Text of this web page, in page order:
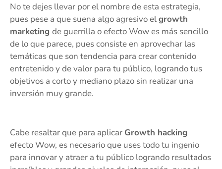
No te dejes llevar por el nombre de esta estrategia,
pues pese a que suena algo agresivo elgrowth
marketing de guerrilla o efecto Wow es más sencillo
de lo que parece, pues consiste en aprovechar las
temáticas que son tendencia para crear contenido
entretenido y de valor para tu público, logrando tus
objetivos a corto y mediano plazo sin realizar una
inversión muy grande.
Cabe resaltar que para aplicar Growth hacking
efecto Wow, es necesario que uses todo tu ingenio
para innovar y atraer a tu público logrando resultados